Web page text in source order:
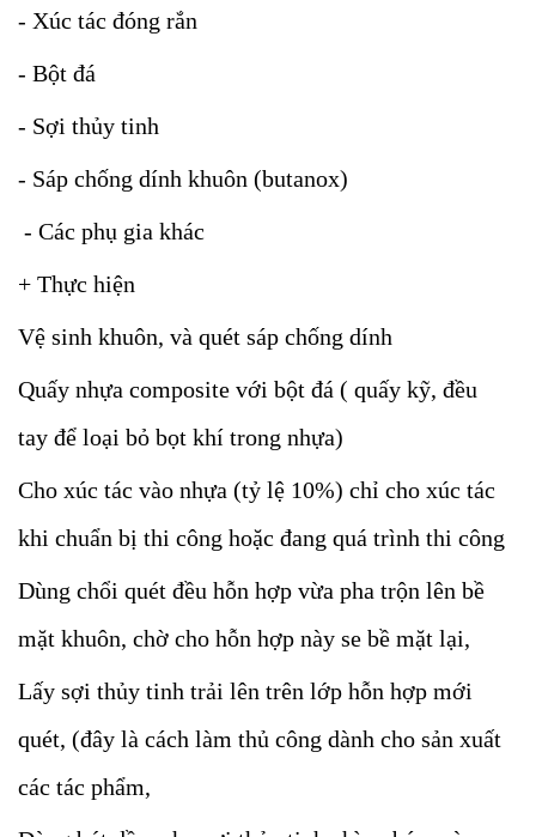
- Xúc tác đóng rắn
- Bột đá
- Sợi thủy tinh
- Sáp chống dính khuôn (butanox)
- Các phụ gia khác
+ Thực hiện
Vệ sinh khuôn, và quét sáp chống dính
Quấy nhựa composite với bột đá ( quấy kỹ, đều
tay để loại bỏ bọt khí trong nhựa)
Cho xúc tác vào nhựa (tỷ lệ 10%) chỉ cho xúc tác
khi chuẩn bị thi công hoặc đang quá trình thi công
Dùng chổi quét đều hỗn hợp vừa pha trộn lên bề
mặt khuôn, chờ cho hỗn hợp này se bề mặt lại,
Lấy sợi thủy tinh trải lên trên lớp hỗn hợp mới
quét, (đây là cách làm thủ công dành cho sản xuất
các tác phẩm,